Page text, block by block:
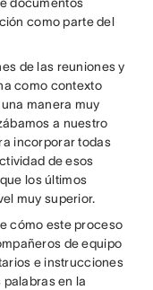
documentos
como parte del
de las reuniones y
como contexto
manera muy
a nuestro
incorporar todas
de esos
los últimos
muy superior.
cómo este proceso
de equipo
e instrucciones
palabras en la